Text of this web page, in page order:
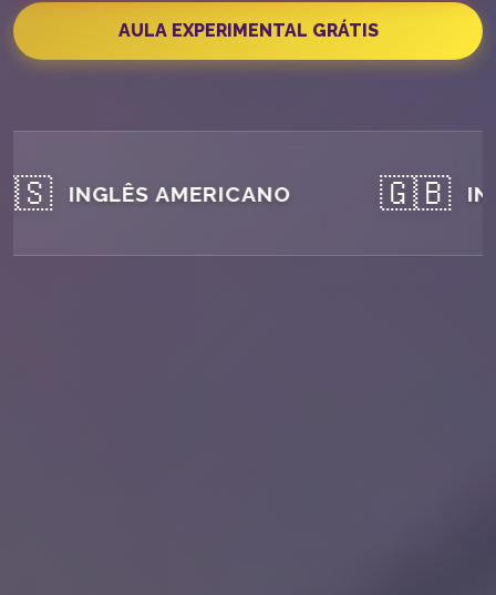
AULA EXPERIMENTAL GRÁTIS
INGLÊS AMERICANO 🇬🇧